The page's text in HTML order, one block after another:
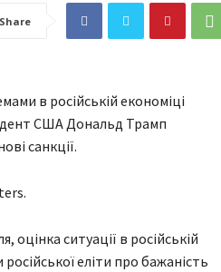
Share
в російській економіці
США Дональд Трамп
санкції.
ситуації в російській
еліти про бажаність